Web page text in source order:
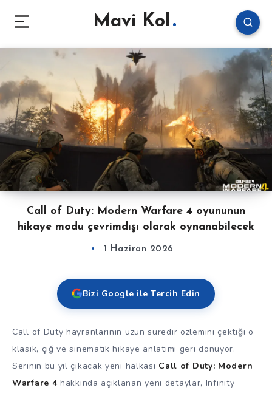
Mavi Kol
Call of Duty: Modern Warfare 4 oyununun
hikaye modu çevrimdışı olarak oynanabilecek
1 Haziran 2026
Bizi Google ile Tercih Edin
Call of Duty hayranlarının uzun süredir özlemini çektiği o
klasik, çiğ ve sinematik hikaye anlatımı geri dönüyor.
Serinin bu yıl çıkacak yeni halkası Call of Duty: Modern
Warfare 4 hakkında açıklanan yeni detaylar, Infinity